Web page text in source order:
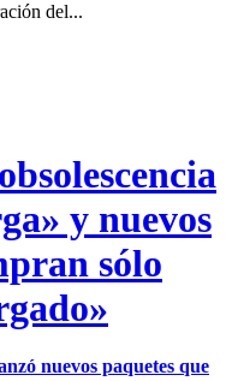
del...
y nuevos
sólo
nuevos paquetes que